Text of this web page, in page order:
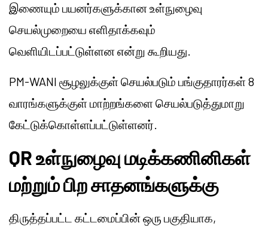
இணையும் பயனர்களுக்கான உள்நுழைவு
செயல்முறையை எளிதாக்கவும்
வெளியிடப்பட்டுள்ளன என்று கூறியது.
PM-WANI சூழலுக்குள் செயல்படும் பங்குதாரர்கள் 8
வாரங்களுக்குள் மாற்றங்களை செயல்படுத்துமாறு
கேட்டுக்கொள்ளப்பட்டுள்ளனர்.
QR உள்நுழைவு மடிக்கணினிகள்
மற்றும் பிற சாதனங்களுக்கு
திருத்தப்பட்ட கட்டமைப்பின் ஒரு பகுதியாக,